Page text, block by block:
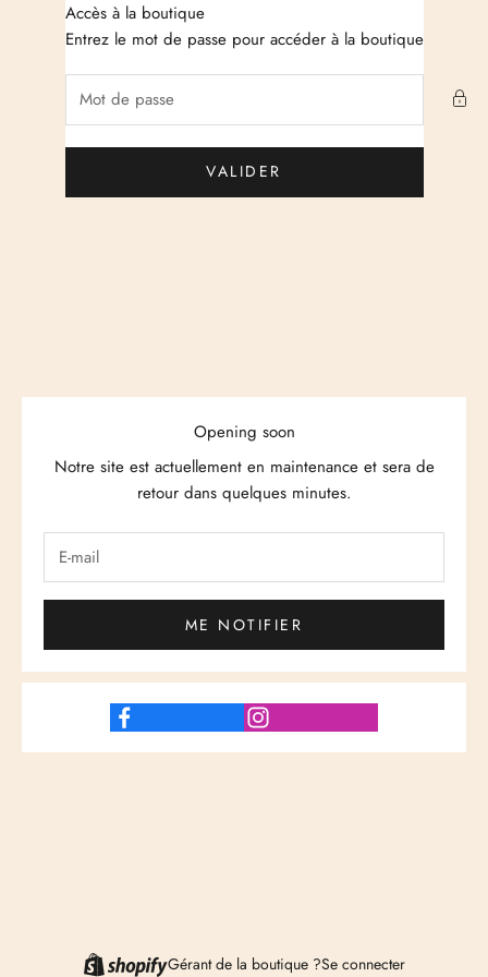
Passer au contenu Just Cashmere
Accès à la boutique
Entrez le mot de passe pour accéder à la boutique
VALIDER
Opening soon
Notre site est actuellement en maintenance et sera de
retour dans quelques minutes.
ME NOTIFIER
Gérant de la boutique ?Se connecter